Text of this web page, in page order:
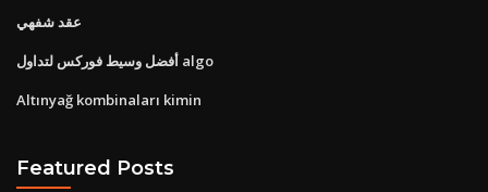
عقد شفهي
أفضل وسيط فوركس لتداول algo
Altınyağ kombinaları kimin
Featured Posts